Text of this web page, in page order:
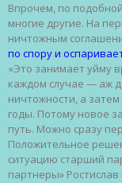
Впрочем, по
многие другие. На
ничтожным
по спору и
«Это занимает уйму
каждом случае — аж
ничтожности, а
годы. Потому новое
путь. Можно сразу
Положительное
ситуацию старший
партнеры»